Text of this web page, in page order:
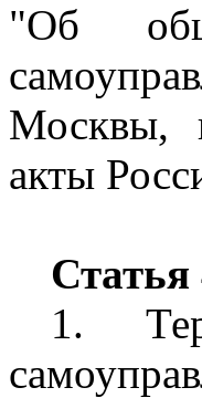
"Об
Москвы,
акты
1.